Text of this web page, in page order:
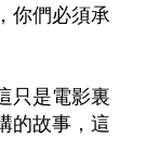
你們必須承
只是電影裏
的故事，這